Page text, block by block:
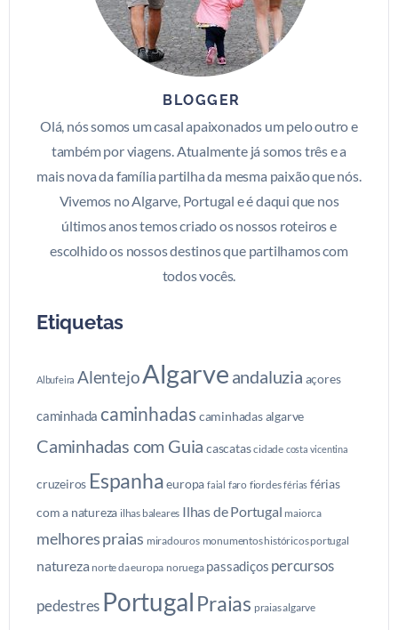
BLOGGER
Olá, nós somos um casal apaixonados um pelo outro e
também por viagens. Atualmente já somos três e a
mais nova da família partilha da mesma paixão que nós.
Vivemos no Algarve, Portugal e é daqui que nos
últimos anos temos criado os nossos roteiros e
escolhido os nossos destinos que partilhamos com
todos vocês.
Etiquetas
Albufeira AlentejoAlgarve andaluzia açores
caminhada caminhadascaminhadas algarve
Caminhadas com Guia cascatascidade costa vicentina
cruzeiros Espanha europa faial faro fiordes férias férias
com a natureza ilhas baleares Ilhas de Portugal maiorca
melhores praias miradouros monumentos históricos portugal
natureza norte da europa noruega passadiços percursos
pedestres Portugal Praias praias algarve